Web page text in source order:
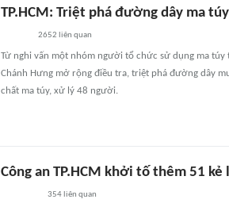
TP.HCM: Triệt phá đường dây ma
2652 liên quan
Từ nghi vấn một nhóm người tổ chức sử dụng ma túy
Chánh Hưng mở rộng điều tra, triệt phá đường dây
chất ma túy, xử lý 48 người.
Công an TP.HCM khởi tố thêm 51
354liên quan